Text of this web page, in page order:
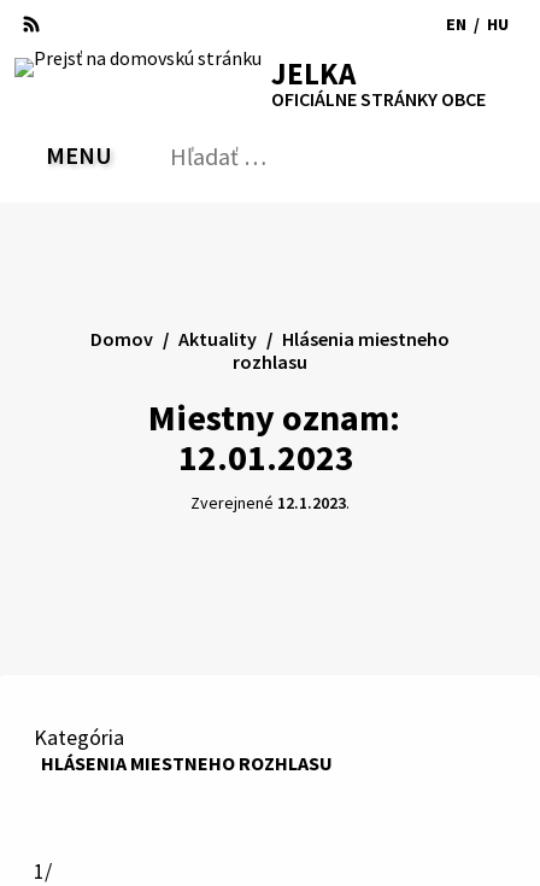
Preskočiť
obsah
RSS MapaTlačiť
Zvýšiť
kontrast
písmapísma
EN
to
/ HU
JELKA
OFICIÁLNE STRÁNKY OBCE
PREPNÚŤ
MENU Hľadať:
Miestny oznam:
12.01.2023
Domov Aktuality
Hlásenia miestneho
rozhlasu
Zverejnené 12.1.2023.
Kategória
HLÁSENIA MIESTNEHO ROZHLASU
1/